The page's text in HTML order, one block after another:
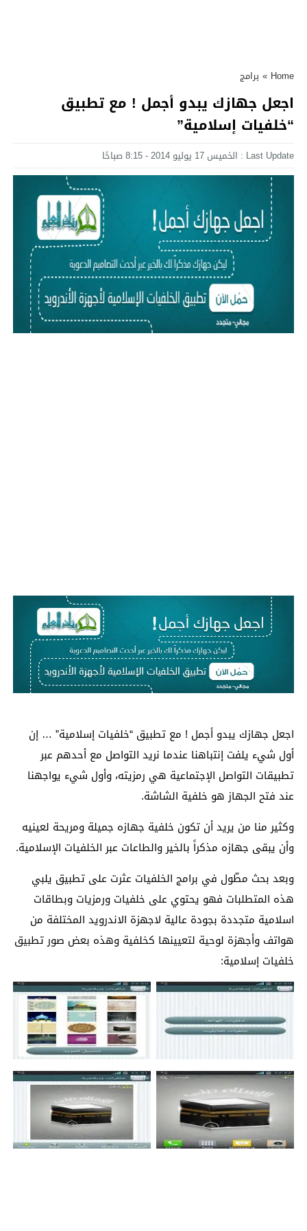
Home
» برامج
اجعل جهازك يبدو أجمل ! مع تطبيق
“خلفيات إسلامية”
Last Update : الخميس 17 يوليو 2014 - 8:15 صباحًا
اجعل جهازك يبدو أجمل ! مع تطبيق “خلفيات إسلامية” … إن
أول شيء يلفت إنتباهنا عندما نريد التواصل مع أحدهم عبر
تطبيقات التواصل الإجتماعية هي رمزيته، وأول شيء يواجهنا
عند فتح الجهاز هو خلفية الشاشة.
وكثير منا من يريد أن تكون خلفية جهازه جميلة ومريحة لعينيه
وأن يبقى جهازه مذكراً بالخير والطاعات عبر الخلفيات الإسلامية.
وبعد بحث مطّول في برامج الخلفيات عثرت على تطبيق يلبي
هذه المتطلبات فهو يحتوي على خلفيات ورمزيات وبطاقات
اسلامية متجددة بجودة عالية لاجهزة الاندرويد المختلفة من
هواتف وأجهزة لوحية لتعيينها كخلفية وهذه بعض صور تطبيق
خلفيات إسلامية: